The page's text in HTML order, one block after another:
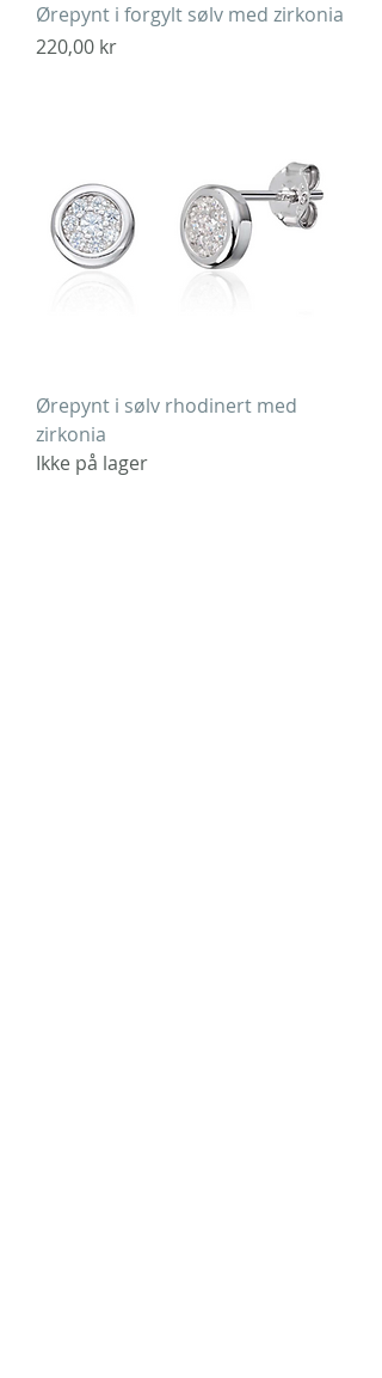
Ørepynt i forgylt sølv med zirkonia
Pris
220,00 kr
Ørepynt i sølv rhodinert med
zirkonia
Ikke på lager